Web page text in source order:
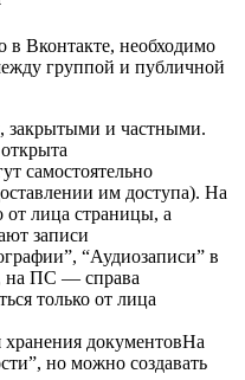
в Вконтакте, необходимо
группой и публичной
и частными.
самостоятельно
им доступа). На
от лица страницы, а
записи
“Аудиозаписи” в
на ПС — справа
только от лица
хранения документовНа
но можно создавать